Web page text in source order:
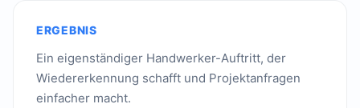
ERGEBNIS
Ein eigenständiger Handwerker-Auftritt, der
Wiedererkennung schafft und Projektanfragen
einfacher macht.